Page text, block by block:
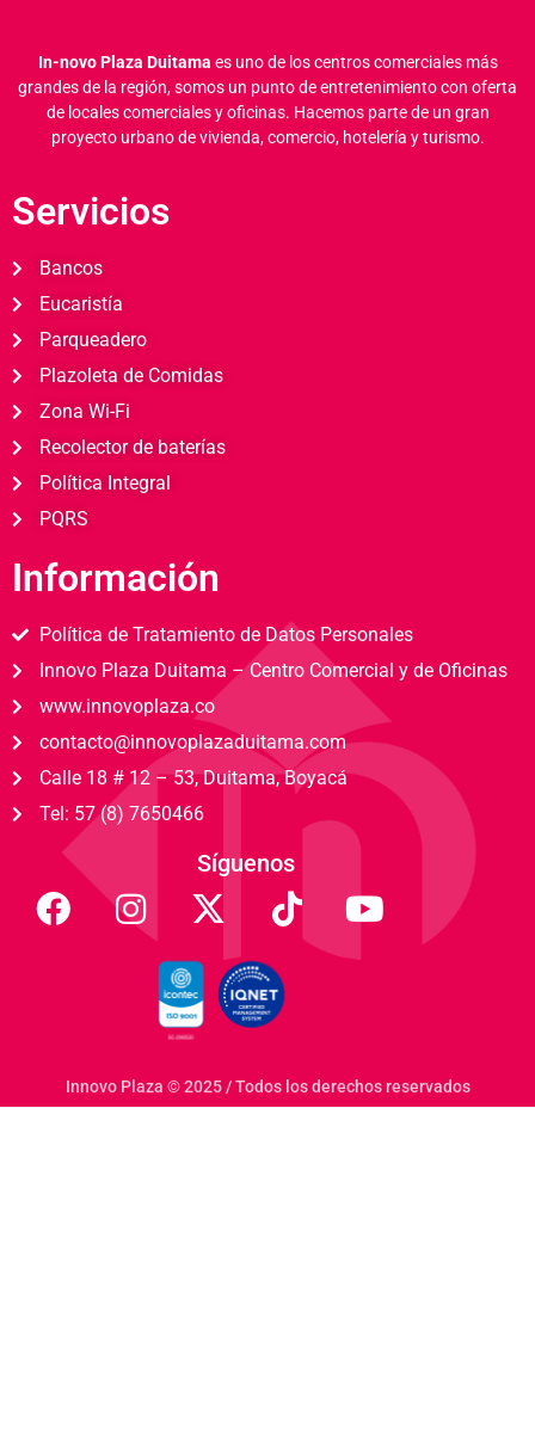
In-novo Plaza Duitama es uno de los centros comerciales más
grandes de la región, somos un punto de entretenimiento con oferta
de locales comerciales y oficinas. Hacemos parte de un gran
proyecto urbano de vivienda, comercio, hotelería y turismo.
Servicios
Bancos
Eucaristía
Parqueadero
Plazoleta de Comidas
Zona Wi-Fi
Recolector de baterías
Política Integral
PQRS
Información
Política de Tratamiento de Datos Personales
Innovo Plaza Duitama – Centro Comercial y de Oficinas
www.innovoplaza.co
contacto@innovoplazaduitama.com
Calle 18 # 12 – 53, Duitama, Boyacá
Tel: 57 (8) 7650466
Síguenos
Innovo Plaza © 2025 / Todos los derechos reservados